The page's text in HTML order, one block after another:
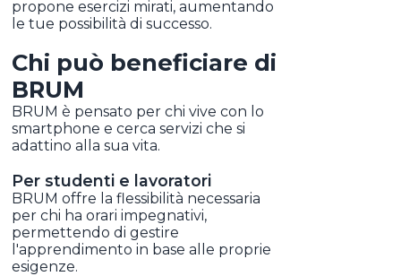
propone esercizi mirati, aumentando
le tue possibilità di successo.
Chi può beneficiare di
BRUM
BRUM è pensato per chi vive con lo
smartphone e cerca servizi che si
adattino alla sua vita.
Per studenti e lavoratori
BRUM offre la flessibilità necessaria
per chi ha orari impegnativi,
permettendo di gestire
l'apprendimento in base alle proprie
esigenze.